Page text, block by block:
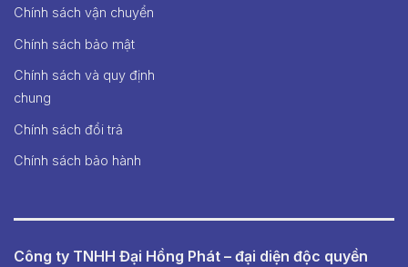
Chính sách vận chuyển
Chính sách bảo mật
Chính sách và quy định
chung
Chính sách đổi trả
Chính sách bảo hành
Công ty TNHH Đại Hồng Phát – đại diện độc quyền